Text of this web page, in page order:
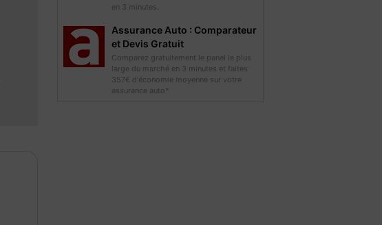
en 3 minutes.
Assurance Auto : Comparateur
et Devis Gratuit
Comparez gratuitement le panel le plus
large du marché en 3 minutes et faites
357€ d'économie moyenne sur votre
assurance auto*